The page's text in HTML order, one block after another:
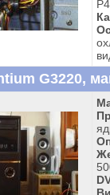
G3220,